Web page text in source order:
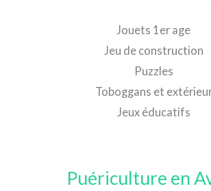
Jouets 1er age
Jeu de construction
Puzzles
Toboggans et
Jeux éducatifs
Puériculture en